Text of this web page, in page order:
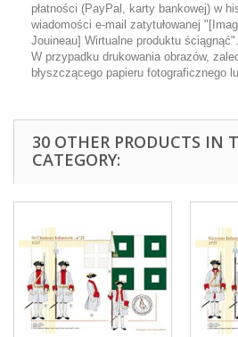
płatności (PayPal, karty bankowej) w
wiadomości e-mail zatytułowanej
Jouineau] Wirtualne produktu ściągnąć".
W przypadku drukowania obrazów,
błyszczącego papieru fotograficznego
30 OTHER PRODUCTS IN
CATEGORY: